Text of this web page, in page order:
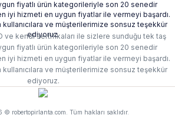
ve kendi sertifikaları ile sizlere sunduğu tek taş
fiyatlı ürün kategorileriyle son 20 senedir
iyi hizmeti en uygun fiyatlar ile vermeyi başardı.
ve müşterilerimize sonsuz teşekkür
ediyoruz.
© robertopirlanta.com. Tüm hakları saklıdır.